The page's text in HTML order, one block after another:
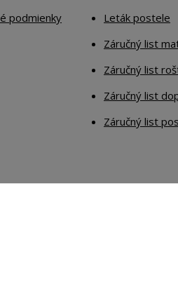
podmienky
Leták postele
Záručný list
Záručný list
Záručný list
Záručný list